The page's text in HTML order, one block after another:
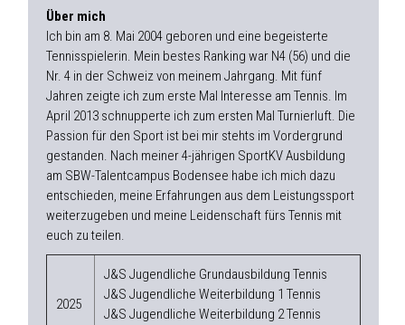
Über mich
Ich bin am 8. Mai 2004 geboren und eine begeisterte
Tennisspielerin. Mein bestes Ranking war N4 (56) und die
Nr. 4 in der Schweiz von meinem Jahrgang. Mit fünf
Jahren zeigte ich zum erste Mal Interesse am Tennis. Im
April 2013 schnupperte ich zum ersten Mal Turnierluft. Die
Passion für den Sport ist bei mir stehts im Vordergrund
gestanden. Nach meiner 4-jährigen SportKV Ausbildung
am SBW-Talentcampus Bodensee habe ich mich dazu
entschieden, meine Erfahrungen aus dem Leistungssport
weiterzugeben und meine Leidenschaft fürs Tennis mit
euch zu teilen.
2025
J&S Jugendliche Grundausbildung Tennis
J&S Jugendliche Weiterbildung 1 Tennis
J&S Jugendliche Weiterbildung 2 Tennis